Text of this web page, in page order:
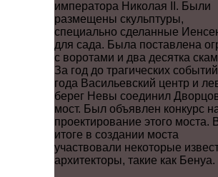
императора Николая II. Были
размещены скульптуры,
специально сделанные
для сада. Была поставлена
с воротами и два десятка
За год до трагических
года Васильевский центр и
берег Невы соединил
мост. Был объявлен конкурс
проектирование этого моста.
итоге в создании моста
участвовали некоторые
архитекторы, такие как Бенуа.